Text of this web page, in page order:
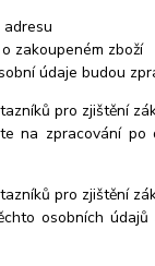
zakoupeném zboží
údaje budou
pro zjištění
na zpracování
pro zjištění
osobních